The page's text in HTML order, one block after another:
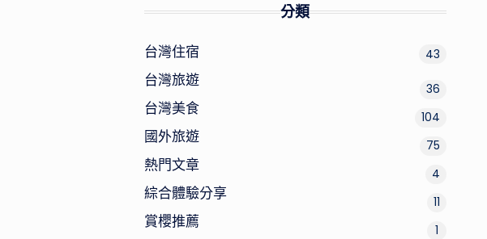
分類
台灣住宿 43
台灣旅遊 36
台灣美食 104
國外旅遊 75
熱門文章 4
綜合體驗分享 11
賞櫻推薦 1